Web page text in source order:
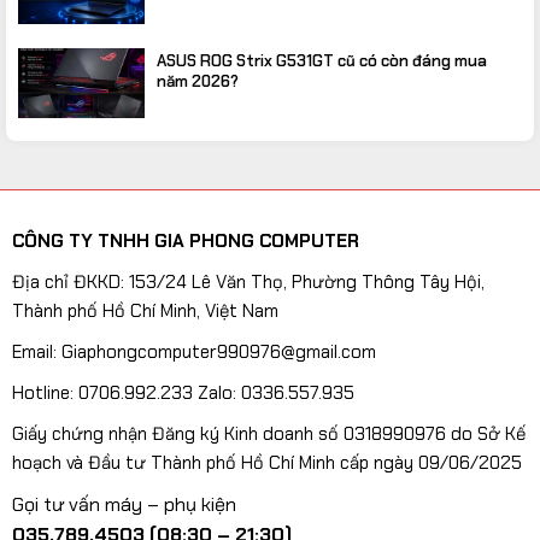
ASUS ROG Strix G531GT cũ có còn đáng mua
năm 2026?
CÔNG TY TNHH GIA PHONG COMPUTER
Địa chỉ ĐKKD: 153/24 Lê Văn Thọ, Phường Thông Tây Hội,
Thành phố Hồ Chí Minh, Việt Nam
Email: Giaphongcomputer990976@gmail.com
Hotline: 0706.992.233 Zalo: 0336.557.935
Giấy chứng nhận Đăng ký Kinh doanh số 0318990976 do Sở Kế
hoạch và Đầu tư Thành phố Hồ Chí Minh cấp ngày 09/06/2025
Gọi tư vấn máy – phụ kiện
035.789.4503 (08:30 – 21:30)